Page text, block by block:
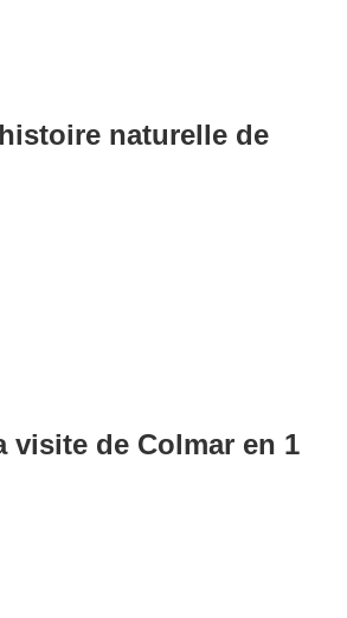
naturelle de
visite de Colmar en 1